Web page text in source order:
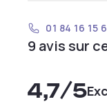
01 84 16 15
9 avis sur
4,7/5